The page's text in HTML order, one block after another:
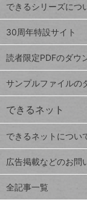
Google
スプレ
ッドシ
ート
iPhone
VLOOKUP
close
閉じ
る
ト
ッ
プ
ペ
ジ
連載
Excel Q&A
トイアンナ流仕
事術
PowerAutomate
できるシリーズにつ
30周年特設サイト
読者限定PDFのダウ
サンプルファイルの
できるネット
できるネットについ
広告掲載などのお問
全記事一覧